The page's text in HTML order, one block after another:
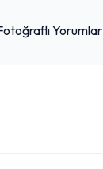
Yorumlar